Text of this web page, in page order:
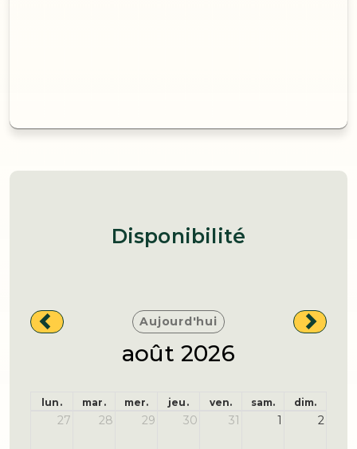
Disponibilité
Aujourd'hui
août 2026
lun. mar. mer. jeu. ven. sam. dim.
27 28 29 30 31 1 2